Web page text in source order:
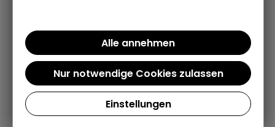
Einstellungen